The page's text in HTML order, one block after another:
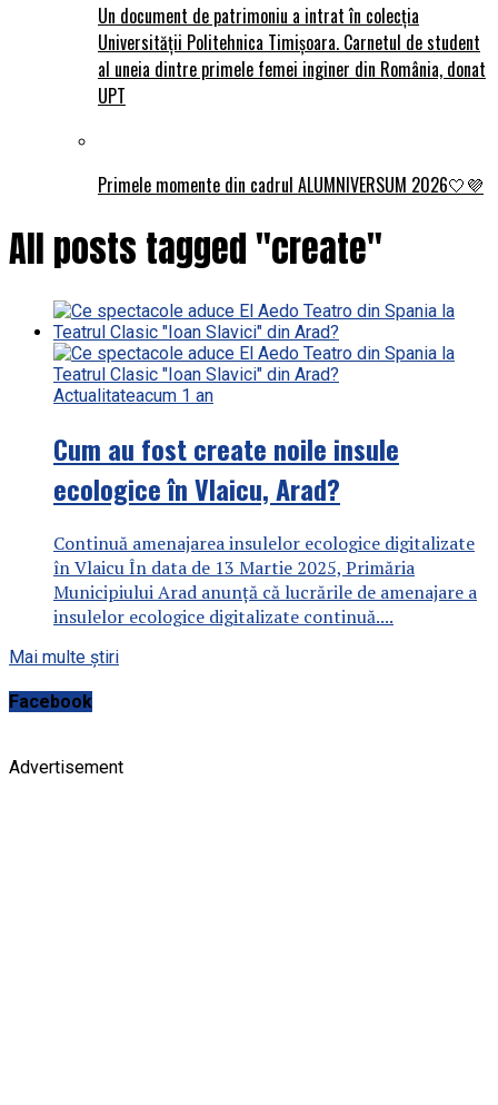
Un document de patrimoniu a intrat în colecția
Universității Politehnica Timișoara. Carnetul de student
al uneia dintre primele femei inginer din România, donat
UPT
Primele momente din cadrul ALUMNIVERSUM 2026🤍💜
All posts tagged "create"
Actualitateacum 1 an
Cum au fost create noile insule
ecologice în Vlaicu, Arad?
Continuă amenajarea insulelor ecologice digitalizate
în Vlaicu În data de 13 Martie 2025, Primăria
Municipiului Arad anunță că lucrările de amenajare a
insulelor ecologice digitalizate continuă....
Mai multe știri
Facebook
Advertisement